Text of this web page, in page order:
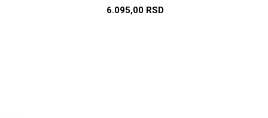
6.095,00 RSD